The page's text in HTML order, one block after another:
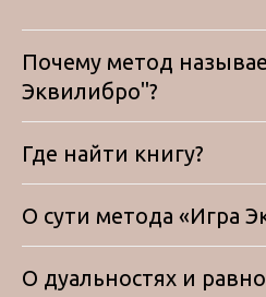
Почему метод
Эквилибро"?
Где найти книгу?
О сути метода «Игра
О дуальностях и